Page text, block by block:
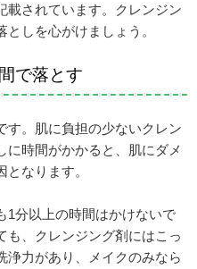
載されています。クレンジン
しを心がけましょう。
で落とす
す。肌に負担の少ないクレン
に時間がかかると、肌にダメ
なります。
1分以上の時間はかけないで
も、クレンジング剤にはこっ
浄力があり、メイクのみなら